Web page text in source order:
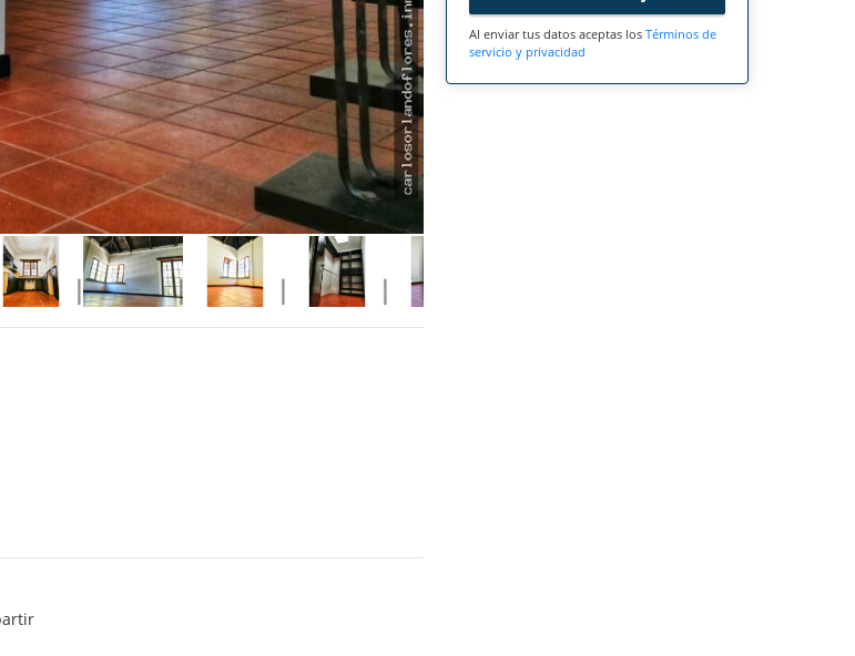
Al enviar tus datos aceptas los Términos de
servicio y privacidad